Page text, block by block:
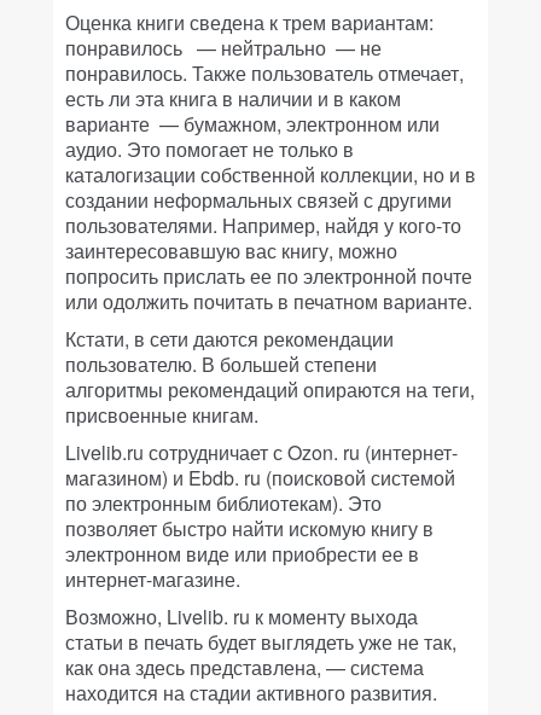
Оценка книги сведена к трем вариантам:
понравилось — нейтрально — не
понравилось. Также пользователь отмечает,
есть ли эта книга в наличии и в каком
варианте — бумажном, электронном или
аудио. Это помогает не только в
каталогизации собственной коллекции, но и в
создании неформальных связей с другими
пользователями. Например, найдя у кого-то
заинтересовавшую вас книгу, можно
попросить прислать ее по электронной почте
или одолжить почитать в печатном варианте.
Кстати, в сети даются рекомендации
пользователю. В большей степени
алгоритмы рекомендаций опираются на теги,
присвоенные книгам.
Livelib.ru сотрудничает с Ozon. ru (интернет-
магазином) и Ebdb. ru (поисковой системой
по электронным библиотекам). Это
позволяет быстро найти искомую книгу в
электронном виде или приобрести ее в
интернет-магазине.
Возможно, Livelib. ru к моменту выхода
статьи в печать будет выглядеть уже не так,
как она здесь представлена, — система
находится на стадии активного развития.